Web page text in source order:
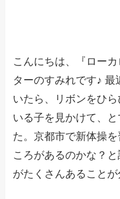
こんにちは、『ロー
ターのすみれです♪
いたら、リボンをひ
いる子を見かけて、
た。京都市で新体操
ころがあるのかな？
がたくさんあることが